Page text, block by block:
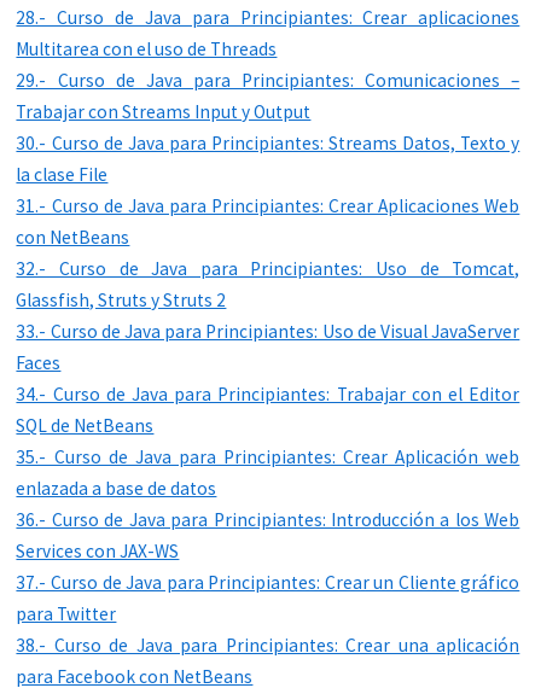
28.- Curso de Java para Principiantes: Crear aplicaciones
Multitarea con el uso de Threads
29.- Curso de Java para Principiantes: Comunicaciones –
Trabajar con Streams Input y Output
30.- Curso de Java para Principiantes: Streams Datos, Texto y
la clase File
31.- Curso de Java para Principiantes: Crear Aplicaciones Web
con NetBeans
32.- Curso de Java para Principiantes: Uso de Tomcat,
Glassfish, Struts y Struts 2
33.- Curso de Java para Principiantes: Uso de Visual JavaServer
Faces
34.- Curso de Java para Principiantes: Trabajar con el Editor
SQL de NetBeans
35.- Curso de Java para Principiantes: Crear Aplicación web
enlazada a base de datos
36.- Curso de Java para Principiantes: Introducción a los Web
Services con JAX-WS
37.- Curso de Java para Principiantes: Crear un Cliente gráfico
para Twitter
38.- Curso de Java para Principiantes: Crear una aplicación
para Facebook con NetBeans